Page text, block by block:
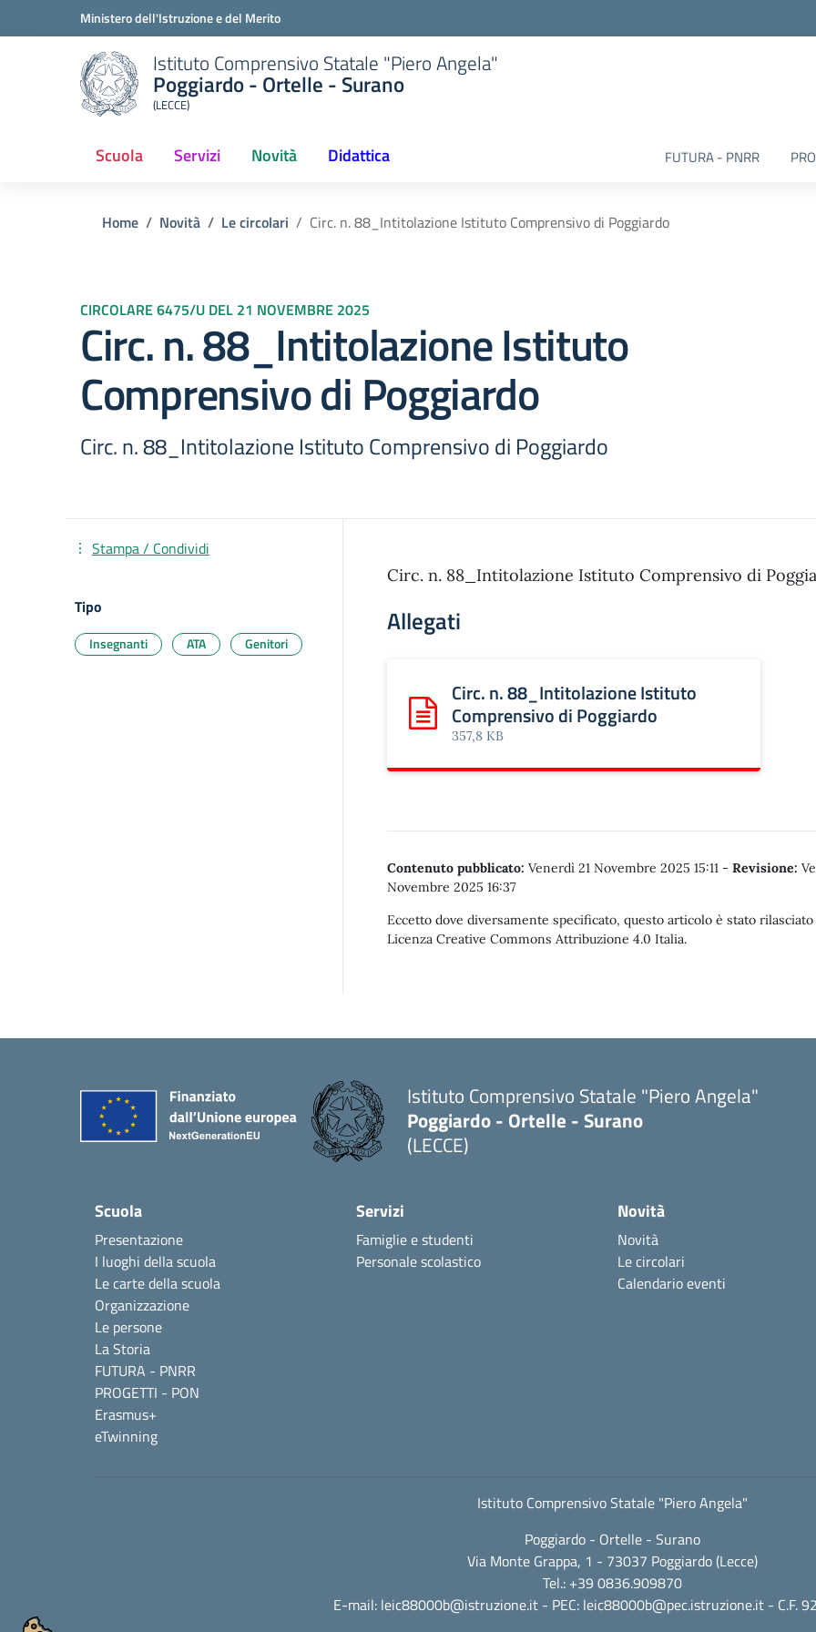
Ministero dell'Istruzione e del Merito
Istituto Comprensivo Statale "Piero Angela"
Poggiardo - Ortelle - Surano
(LECCE)
Scuola Servizi Novità Didattica FUTURA - PNRR
Home Novità Le circolari Circ. n. 88_Intitolazione Istituto Comprensivo di Poggiardo
CIRCOLARE 6475/U DEL 21 NOVEMBRE 2025
Circ. n. 88_Intitolazione Istituto
Comprensivo di Poggiardo
Circ. n. 88_Intitolazione Istituto Comprensivo di Poggiardo
Stampa / Condividi
Tipo
Insegnanti ATA Genitori
Circ. n. 88_Intitolazione Istituto Comprensivo di
Allegati
Scarica: Circ. n. 88_Intitolazione Istituto Comprensivo di
Circ. n. 88_Intitolazione Istituto
Comprensivo di Poggiardo
357,8 KB
Contenuto pubblicato: Venerdì 21 Novembre 2025 15:11 - Revisione:
Novembre 2025 16:37
Eccetto dove diversamente specificato, questo articolo è stato
Licenza Creative Commons Attribuzione 4.0 Italia.
Istituto Comprensivo Statale "Piero Angela"
Poggiardo - Ortelle - Surano
(LECCE)
Scuola
Presentazione
I luoghi della scuola
Le carte della scuola
Organizzazione
Le persone
La Storia
FUTURA - PNRR
PROGETTI - PON
Erasmus+
eTwinning
Servizi
Famiglie e studenti
Personale scolastico
Novità
Novità
Le circolari
Calendario eventi
Istituto Comprensivo Statale "Piero Angela"
Poggiardo - Ortelle - Surano
Via Monte Grappa, 1 - 73037 Poggiardo (Lecce)
Tel.: +39 0836.909870
E-mail: leic88000b@istruzione.it- PEC: leic88000b@pec.istruzione.it- C.F.